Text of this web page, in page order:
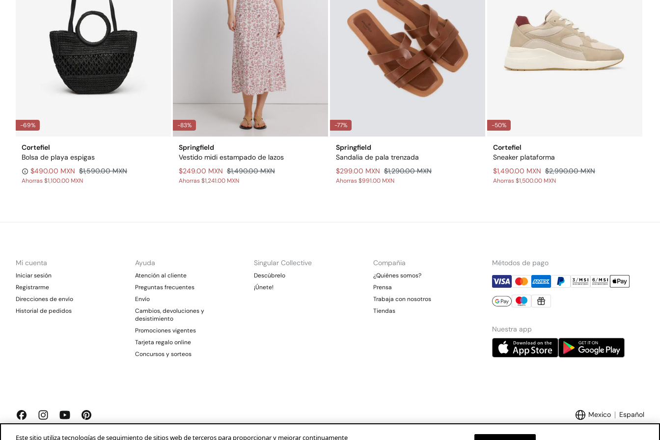
-69%
Cortefiel
Bolsa de playa espigas
$490.00 MXN $1,590.00 MXN
Ahorras$1,100.00 MXN
-83%
Springfield
Vestido midi estampado de lazos
$249.00 MXN $1,490.00 MXN
Ahorras$1,241.00 MXN
-77%
Springfield
Sandalia de pala trenzada
$299.00 MXN $1,290.00 MXN
Ahorras$991.00 MXN
-50%
Cortefiel
Sneaker plataforma
$1,490.00 MXN $2,990.00 MXN
Ahorras$1,500.00 MXN
Mi cuenta
Iniciar sesión
Registrarme
Direcciones de envío
Historial de pedidos
Ayuda
Atención al cliente
Preguntas frecuentes
Envío
Cambios, devoluciones y
desistimiento
Promociones vigentes
Tarjeta regalo online
Concursos y sorteos
Singular Collective
Descúbrelo
¡Únete!
Compañia
¿Quiénes somos?
Prensa
Trabaja con nosotros
Tiendas
Métodos de pago
Nuestra app
Mexico Español
Este sitio utiliza tecnologías de seguimiento de sitios web de terceros para proporcionar y mejorar continuamente